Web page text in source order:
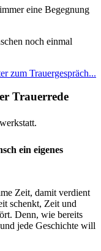
eine Begegnung
noch einmal
zum Trauergespräch...
Trauerrede
ein eigenes
Zeit, damit verdient
schenkt, Zeit und
Denn, wie bereits
jede Geschichte will